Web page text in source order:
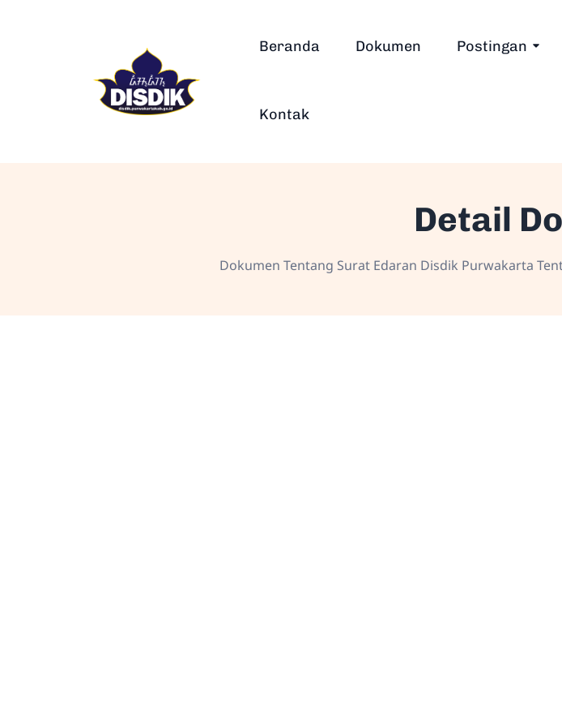
Beranda Dokumen Postingan
Kontak
Detail
Dokumen Tentang Surat Edaran Disdik Purwakarta